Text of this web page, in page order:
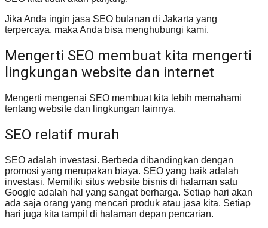
Jika Anda ingin jasa SEO bulanan di Jakarta yang
terpercaya, maka Anda bisa menghubungi kami.
Mengerti SEO membuat kita mengerti
lingkungan website dan internet
Mengerti mengenai SEO membuat kita lebih memahami
tentang website dan lingkungan lainnya.
SEO relatif murah
SEO adalah investasi. Berbeda dibandingkan dengan
promosi yang merupakan biaya. SEO yang baik adalah
investasi. Memiliki situs website bisnis di halaman satu
Google adalah hal yang sangat berharga. Setiap hari akan
ada saja orang yang mencari produk atau jasa kita. Setiap
hari juga kita tampil di halaman depan pencarian.